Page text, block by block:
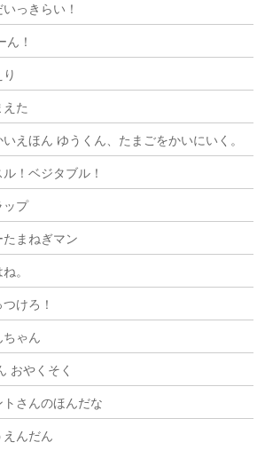
っきらい！
ん！
た
えほん ゆうくん、たまごをかいにいく。
！ベジタブル！
ップ
まねぎマン
。
けろ！
ちゃん
おやくそく
トさんのほんだな
んだん